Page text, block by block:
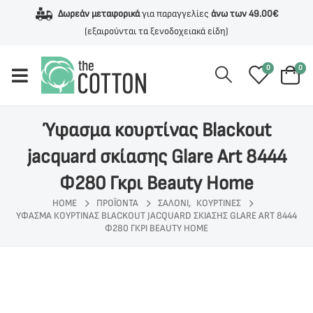
Δωρεάν μεταφορικάγια παραγγελίες άνω των 49.00€
(εξαιρούνται τα ξενοδοχειακά είδη)
0 0
Ύφασμα κουρτίνας Blackout
jacquard σκίασης Glare Art 8444
Φ280 Γκρι Beauty Home
HOME ΠΡΟΪΌΝΤΑ ΣΑΛΟΝΙ, ΚΟΥΡΤΙΝΕΣ
ΎΦΑΣΜΑ ΚΟΥΡΤΊΝΑΣ BLACKOUT JACQUARD ΣΚΊΑΣΗΣ GLARE ART 8444
Φ280 ΓΚΡΙ BEAUTY HOME